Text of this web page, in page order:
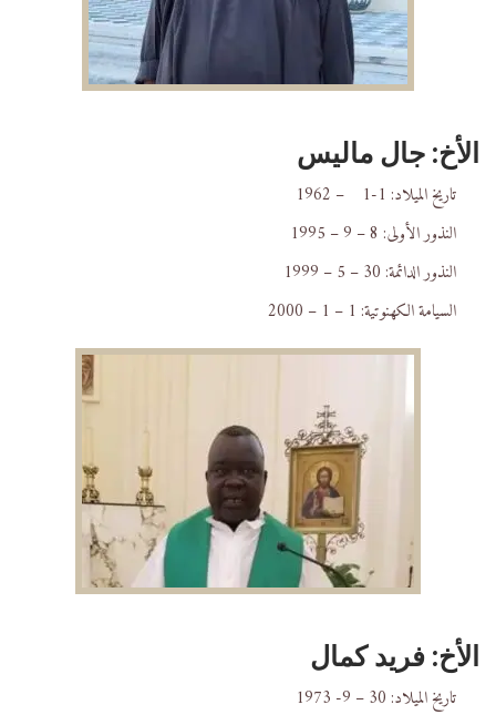
الأخ: جال ماليس
تاريخ الميلاد: 1-1 – 1962
النذور الأولى: 8 – 9 – 1995
النذور الدائمة: 30 – 5 – 1999
السيامة الكهنوتية: 1 – 1 – 2000
الأخ: فريد كمال
تاريخ الميلاد: 30 – 9- 1973